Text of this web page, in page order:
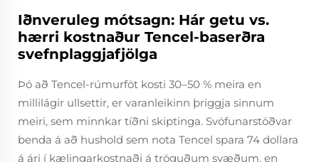
Iðnveruleg mótsagn: Hár getu vs.
hærri kostnaður Tencel-baserðra
svefnplaggjafjölga
Þó að Tencel-rúmurföt kosti 30–50 % meira en
millilágir ullsettir, er varanleikinn þriggja sinnum
meiri, sem minnkar tíðni skiptinga. Svöfunarstöðvar
benda á að hushold sem nota Tencel spara 74 dollara
á ári í kælingarkostnaði á tröguðum svæðum, en